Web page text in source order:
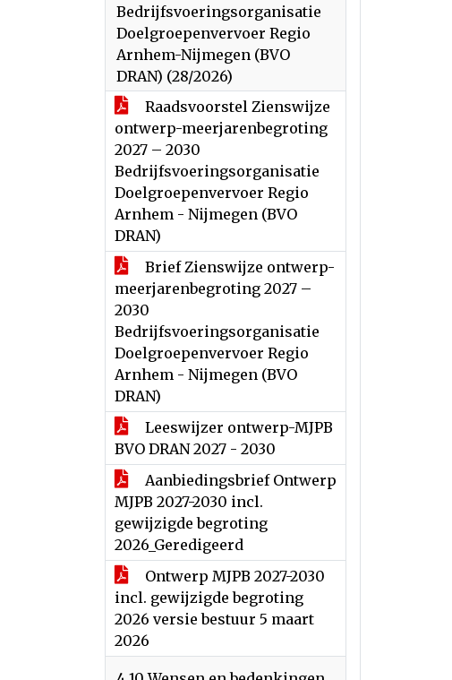
Bedrijfsvoeringsorganisatie
Doelgroepenvervoer Regio
Arnhem-Nijmegen (BVO
DRAN) (28/2026)
Raadsvoorstel Zienswijze
ontwerp-meerjarenbegroting
2027 – 2030
Bedrijfsvoeringsorganisatie
Doelgroepenvervoer Regio
Arnhem - Nijmegen (BVO
DRAN)
Brief Zienswijze ontwerp-
meerjarenbegroting 2027 –
2030
Bedrijfsvoeringsorganisatie
Doelgroepenvervoer Regio
Arnhem - Nijmegen (BVO
DRAN)
Leeswijzer ontwerp-MJPB
BVO DRAN 2027 - 2030
Aanbiedingsbrief Ontwerp
MJPB 2027-2030 incl.
gewijzigde begroting
2026_Geredigeerd
Ontwerp MJPB 2027-2030
incl. gewijzigde begroting
2026 versie bestuur 5 maart
2026